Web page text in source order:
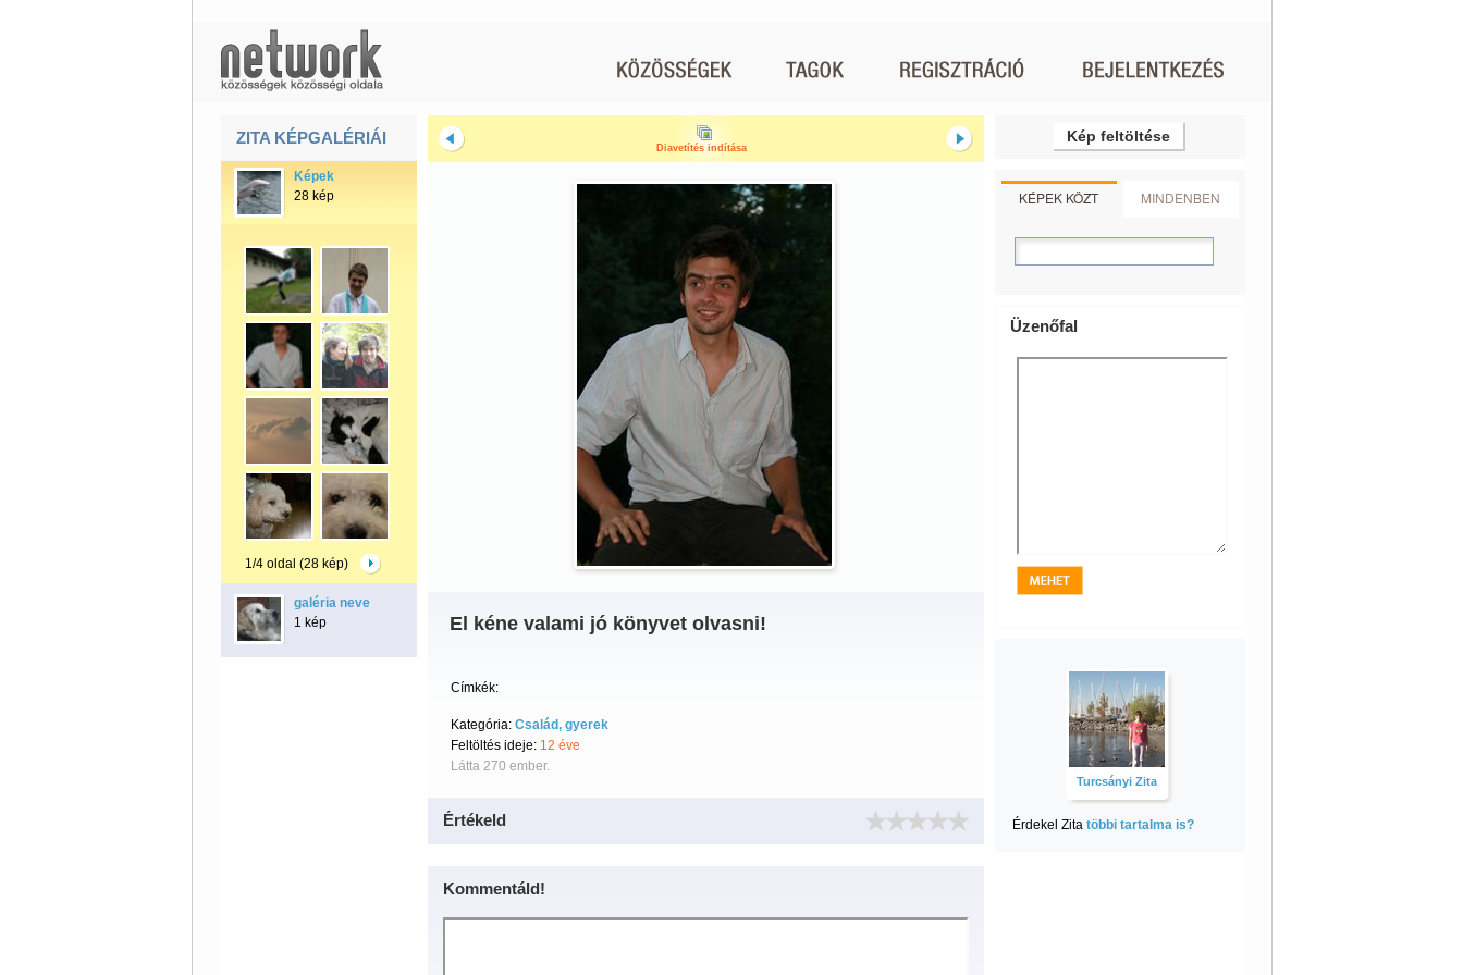
ZITA KÉPGALÉRIÁI
Képek
28 kép
1/4 oldal (28 kép)
galéria neve
1 kép
Diavetítés indítása
El kéne valami jó könyvet olvasni!
Címkék:
Kategória: Család, gyerek
Feltöltés ideje: 12 éve
Látta 270 ember.
Értékeld
Kommentáld!
Kép feltöltése
KÉPEK KÖZT MINDENBEN
Üzenőfal
Turcsányi Zita
Érdekel Zita többi tartalma is?